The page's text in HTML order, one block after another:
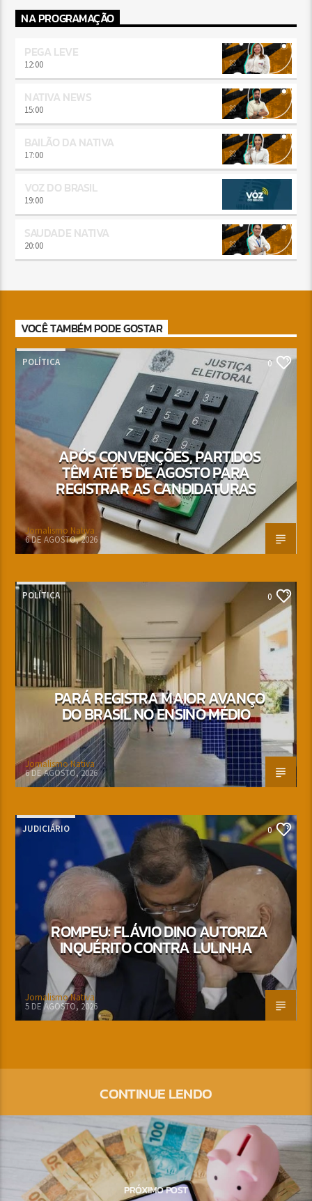
NA PROGRAMAÇÃO
PEGA LEVE
12:00
NATIVA NEWS
15:00
BAILÃO DA NATIVA
17:00
VOZ DO BRASIL
19:00
SAUDADE NATIVA
20:00
VOCÊ TAMBÉM PODE GOSTAR
POLÍTICA 0
APÓS CONVENÇÕES, PARTIDOS
TÊM ATÉ 15 DE AGOSTO PARA
REGISTRAR AS CANDIDATURAS
Jornalismo Nativa
6 DE AGOSTO, 2026
POLÍTICA 0
PARÁ REGISTRA MAIOR AVANÇO
DO BRASIL NO ENSINO MÉDIO
Jornalismo Nativa
6 DE AGOSTO, 2026
JUDICIÁRIO 0
ROMPEU: FLÁVIO DINO AUTORIZA
INQUÉRITO CONTRA LULINHA
Jornalismo Nativa
5 DE AGOSTO, 2026
CONTINUE LENDO
PRÓXIMO POST